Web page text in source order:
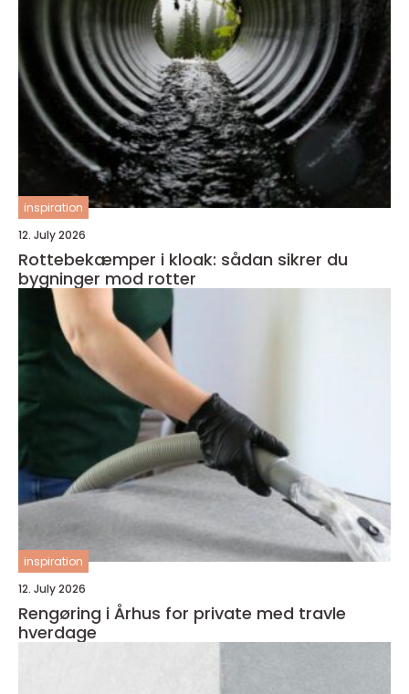
inspiration
12. July 2026
Rottebekæmper i kloak: sådan sikrer du
bygninger mod rotter
inspiration
12. July 2026
Rengøring i Århus for private med travle
hverdage